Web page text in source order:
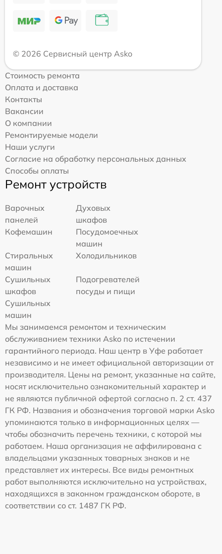
© 2026 Сервисный центр Asko
Стоимость ремонта
Оплата и доставка
Контакты
Вакансии
О компании
Ремонтируемые модели
Наши услуги
Согласие на обработку персональных данных
Способы оплаты
Ремонт устройств
Варочных
панелей
Духовых
шкафов
Кофемашин
Посудомоечных
машин
Стиральных
машин
Холодильников
Сушильных
шкафов
Подогревателей
посуды и пищи
Сушильных
машин
Мы занимаемся ремонтом и техническим
обслуживанием техники Asko по истечении
гарантийного периода. Наш центр в Уфе работает
независимо и не имеет официальной авторизации от
производителя. Цены на ремонт, указанные на сайте,
носят исключительно ознакомительный характер и
не являются публичной офертой согласно п. 2 ст. 437
ГК РФ. Названия и обозначения торговой марки Asko
упоминаются только в информационных целях —
чтобы обозначить перечень техники, с которой мы
работаем. Наша организация не аффилирована с
владельцами указанных товарных знаков и не
представляет их интересы. Все виды ремонтных
работ выполняются исключительно на устройствах,
находящихся в законном гражданском обороте, в
соответствии со ст. 1487 ГК РФ.